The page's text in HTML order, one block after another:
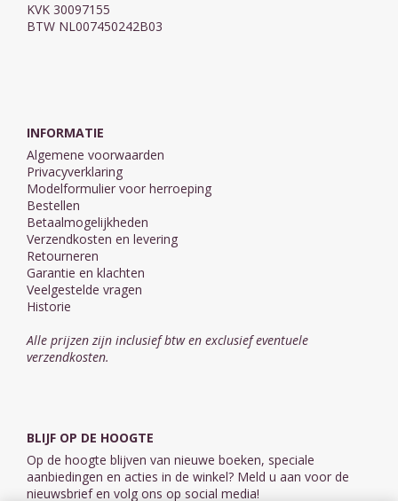
KVK 30097155
BTW NL007450242B03
INFORMATIE
Algemene voorwaarden
Privacyverklaring
Modelformulier voor herroeping
Bestellen
Betaalmogelijkheden
Verzendkosten en levering
Retourneren
Garantie en klachten
Veelgestelde vragen
Historie
Alle prijzen zijn inclusief btw en exclusief eventuele
verzendkosten.
BLIJF OP DE HOOGTE
Op de hoogte blijven van nieuwe boeken, speciale
aanbiedingen en acties in de winkel? Meld u aan voor de
nieuwsbrief en volg ons op social media!